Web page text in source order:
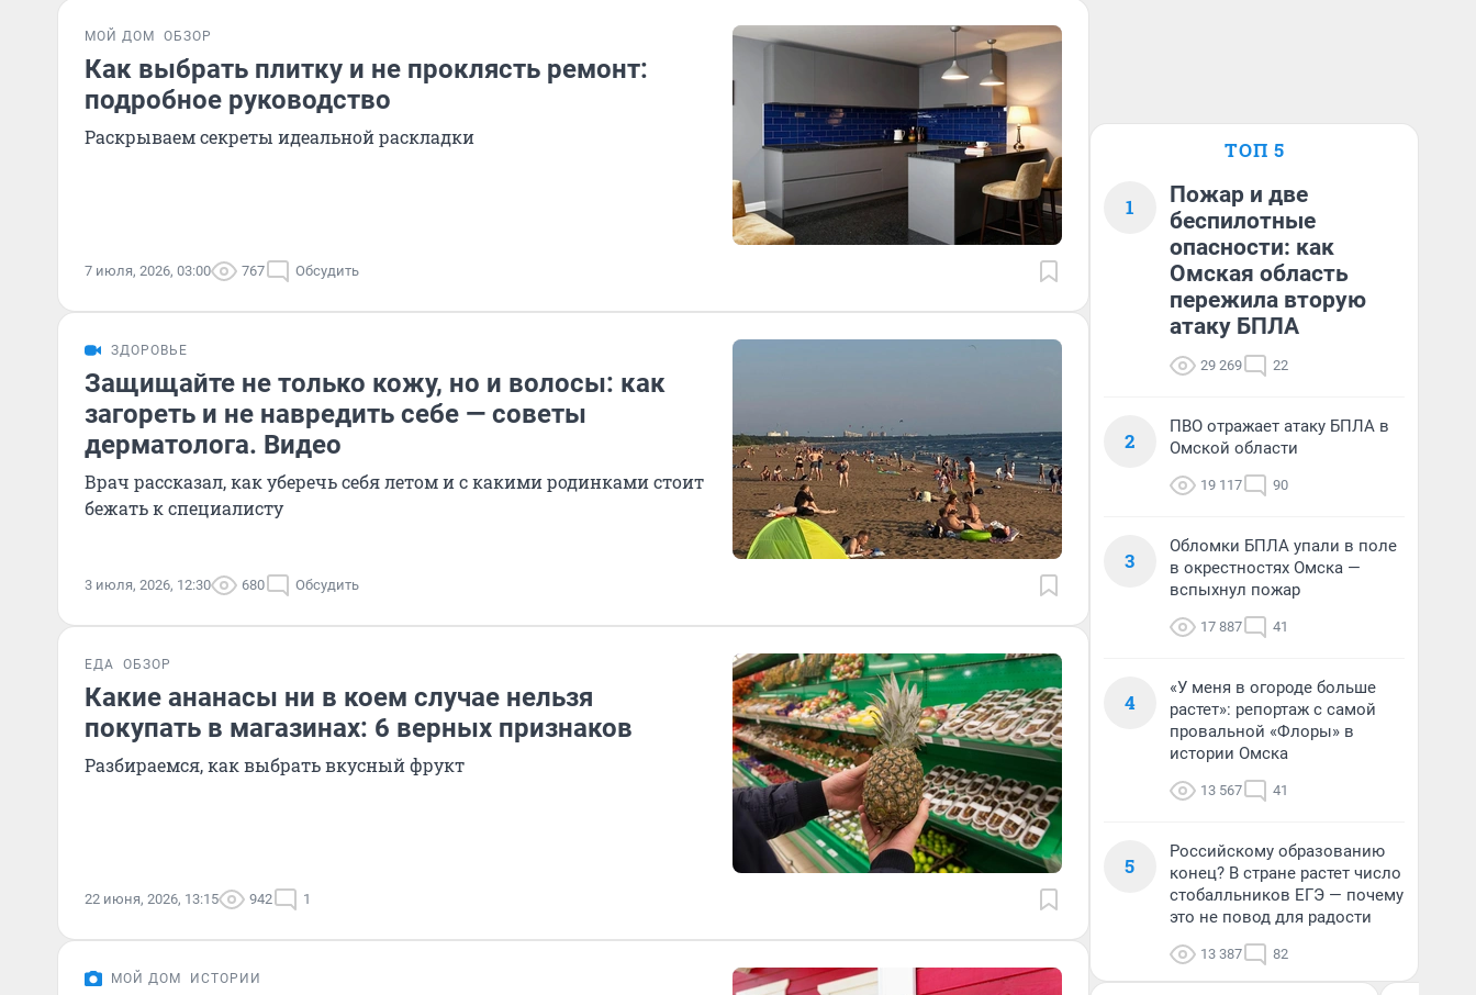
МОЙ ДОМ ОБЗОР
Как выбрать плитку и не проклясть ремонт:
подробное руководство
Раскрываем секреты идеальной раскладки
7 июля, 2026, 03:00 767 Обсудить
ЗДОРОВЬЕ
Защищайте не только кожу, но и волосы: как
загореть и не навредить себе — советы
дерматолога. Видео
Врач рассказал, как уберечь себя летом и с какими родинками стоит
бежать к специалисту
3 июля, 2026, 12:30 680 Обсудить
ЕДА ОБЗОР
Какие ананасы ни в коем случае нельзя
покупать в магазинах: 6 верных признаков
Разбираемся, как выбрать вкусный фрукт
22 июня, 2026, 13:15 942 1
МОЙ ДОМ ИСТОРИИ
ТОП 5
1
Пожар и две
беспилотные
опасности: как
Омская область
пережила вторую
атаку БПЛА
29 269 22
2
ПВО отражает атаку БПЛА в
Омской области
19 117 90
3
Обломки БПЛА упали в поле
в окрестностях Омска —
вспыхнул пожар
17 887 41
4
«У меня в огороде больше
растет»: репортаж с самой
провальной «Флоры» в
истории Омска
13 567 41
5
Российскому образованию
конец? В стране растет число
стобалльников ЕГЭ — почему
это не повод для радости
13 387 82